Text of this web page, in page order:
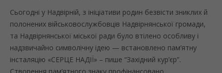
Сьогодні у Надвірній, з ініціативи родин безвісти зниклих й
полонених військовослужбовців Надвірнянської громади,
та Надвірнянської міської ради було втілено особливу і
надзвичайно символічну ідею — встановлено пам’ятну
інсталяцію «СЕРЦЕ НАДІЇ» – пише “Західний кур’єр”.